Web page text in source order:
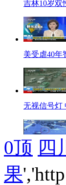
吉林10岁双
美受虐40年
无视信号灯
信号灯前的
0顶 四
果